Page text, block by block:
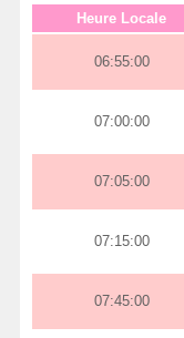
Heure Locale
06:55:00
07:00:00
07:05:00
07:15:00
07:45:00